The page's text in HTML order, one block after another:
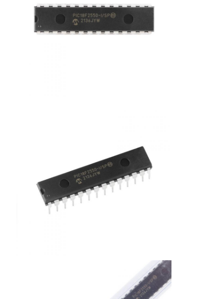
Componentes eletrônicos
Relé de circuito integrado
Antena de uma comunicação